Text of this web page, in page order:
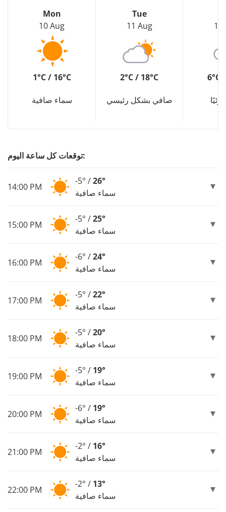
Mon
10 Aug
1°C / 16°C
سماء صافية
Tue
11 Aug
2°C / 18°C
صافي بشكل رئيسي
12
6°C
توقعات كل ساعة اليوم:
14:00 PM
-5° /26°
سماء صافية
15:00 PM
-5° /25°
سماء صافية
16:00 PM
-6° /24°
سماء صافية
17:00 PM
-5° /22°
سماء صافية
18:00 PM
-5° /20°
سماء صافية
19:00 PM
-5° / 19°
سماء صافية
20:00 PM
-6° / 19°
سماء صافية
21:00 PM
-2° / 16°
سماء صافية
22:00 PM
-2° / 13°
سماء صافية